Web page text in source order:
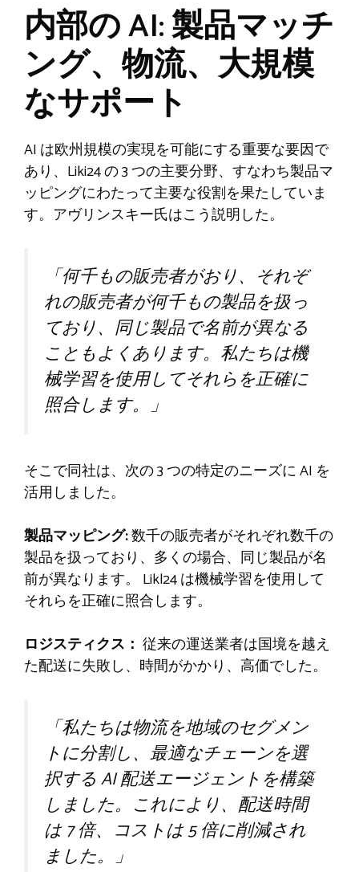
内部の AI: 製品マッチ
ング、物流、大規模
なサポート
AI は欧州規模の実現を可能にする重要な要因で
あり、Liki24 の 3 つの主要分野、すなわち製品マ
ッピングにわたって主要な役割を果たしていま
す。アヴリンスキー氏はこう説明した。
「何千もの販売者がおり、それぞ
れの販売者が何千もの製品を扱っ
ており、同じ製品で名前が異なる
こともよくあります。私たちは機
械学習を使用してそれらを正確に
照合します。」
そこで同社は、次の 3 つの特定のニーズに AI を
活用しました。
製品マッピング:数千の販売者がそれぞれ数千の
製品を扱っており、多くの場合、同じ製品が名
前が異なります。 Likl24 は機械学習を使用して
それらを正確に照合します。
ロジスティクス： 従来の運送業者は国境を越え
た配送に失敗し、時間がかかり、高価でした。
「私たちは物流を地域のセグメン
トに分割し、最適なチェーンを選
択する AI 配送エージェントを構築
しました。これにより、配送時間
は 7 倍、コストは 5 倍に削減され
ました。」